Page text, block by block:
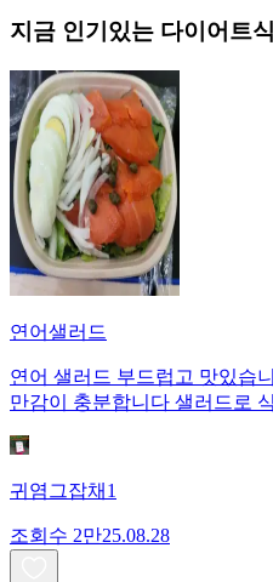
지금 인기있는 다이어트식
연어샐러드
연어 샐러드 부드럽고 맛있습
만감이 충분합니다 샐러드로
귀염그잡채1
조회수 2만25.08.28